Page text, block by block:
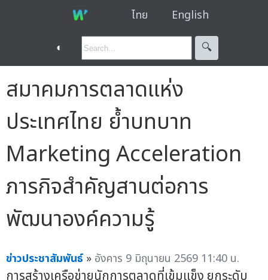
ไทย English
◐ 🔍︎
สมาคมการตลาดแห่ง
ประเทศไทย ย้ำบทบาท
Marketing Acceleration
ภารกิจสำคัญสานต่อการ
พัฒนาองค์ความรู้
ข่าวประชาสัมพันธ์ » อังคาร 9 มิถุนายน 2569 11:40 น.
การสร้างเครือข่ายนักการตลาดที่เข้มแข็ง ยกระดับ